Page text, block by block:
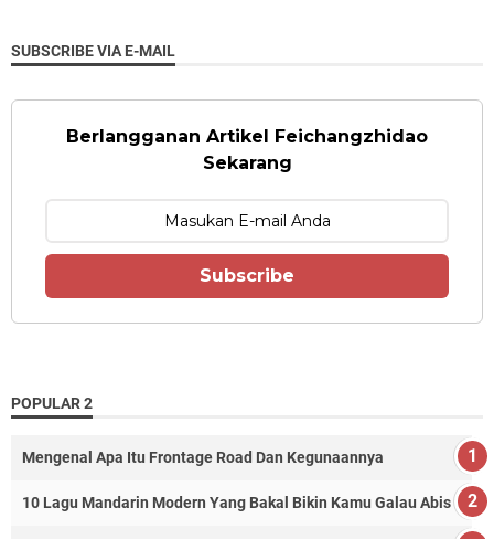
SUBSCRIBE VIA E-MAIL
Berlangganan Artikel Feichangzhidao
Sekarang
Subscribe
POPULAR 2
Mengenal Apa Itu Frontage Road Dan Kegunaannya
10 Lagu Mandarin Modern Yang Bakal Bikin Kamu Galau Abis